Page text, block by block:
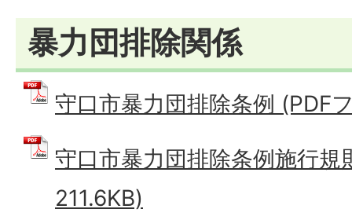
暴力団排除関係
守口市暴力団排除条例 (PDF
守口市暴力団排除条例施行規
211.6KB)